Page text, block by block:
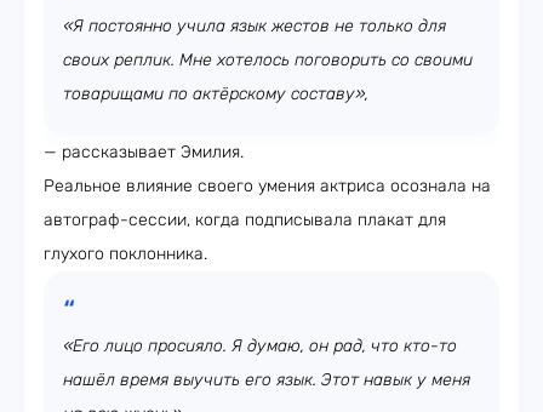
«Я постоянно учила язык жестов не только для
своих реплик. Мне хотелось поговорить со своими
товарищами по актёрскому составу»,
— рассказывает Эмилия.
Реальное влияние своего умения актриса осознала на
автограф-сессии, когда подписывала плакат для
глухого поклонника.
«Его лицо просияло. Я думаю, он рад, что кто-то
нашёл время выучить его язык. Этот навык у меня